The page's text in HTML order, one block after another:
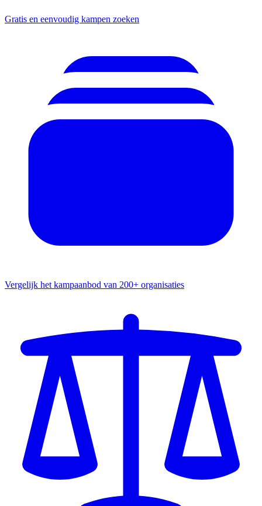
Gratis en eenvoudig kampen zoeken
Vergelijk het kampaanbod van 200+ organisaties